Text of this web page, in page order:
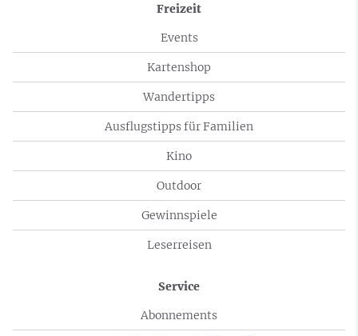
Freizeit
Events
Kartenshop
Wandertipps
Ausflugstipps für Familien
Kino
Outdoor
Gewinnspiele
Leserreisen
Service
Abonnements